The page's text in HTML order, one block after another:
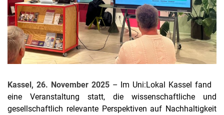
Termine
Kassel, 26. November 2025– Im Uni:Lokal Kassel fand
eine Veranstaltung statt, die wissenschaftliche und
gesellschaftlich relevante Perspektiven auf Nachhaltigkeit